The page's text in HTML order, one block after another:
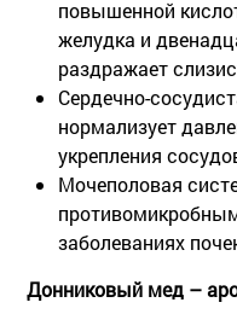
повышенной
желудка и
раздражает
Сердечно-
нормализует
укрепления
Мочеполовая
заболеваниях
Донниковый мед –